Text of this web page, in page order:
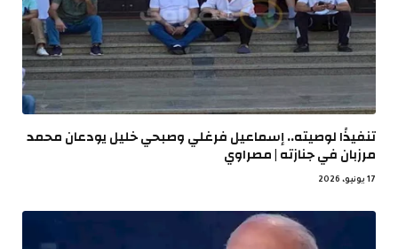
تنفيذًا لوصيته.. إسماعيل فرغلي وصبحي خليل يودعان محمد
مرزبان في جنازته | مصراوي
17 يونيو، 2026